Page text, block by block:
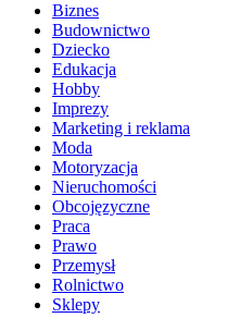
Biznes
Budownictwo
Dziecko
Edukacja
Hobby
Imprezy
Marketing i reklama
Moda
Motoryzacja
Nieruchomości
Obcojęzyczne
Praca
Prawo
Przemysł
Rolnictwo
Sklepy